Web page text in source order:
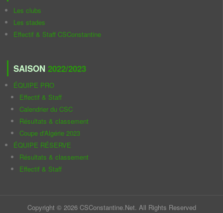
Les clubs
Les stades
Effectif & Staff CSConstantine
SAISON 2022/2023
ÉQUIPE PRO
Effectif & Staff
Calendrier du CSC
Résultats & classement
Coupe d'Algérie 2023
ÉQUIPE RÉSERVE
Résultats & classement
Effectif & Staff
Copyright © 2026 CSConstantine.Net. All Rights Reserved